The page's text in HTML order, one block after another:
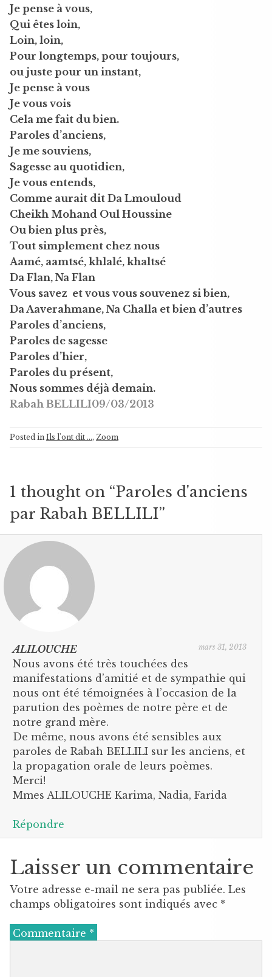
Je pense à vous,
Qui êtes loin,
Loin, loin,
Pour longtemps, pour toujours,
ou juste pour un instant,
Je pense à vous
Je vous vois
Cela me fait du bien.
Paroles d’anciens,
Je me souviens,
Sagesse au quotidien,
Je vous entends,
Comme aurait dit Da Lmouloud
Cheikh Mohand Oul Houssine
Ou bien plus près,
Tout simplement chez nous
Aamé, aamtsé, khlalé, khaltsé
Da Flan, Na Flan
Vous savez et vous vous souvenez si bien,
Da Aaverahmane, Na Challa et bien d’autres
Paroles d’anciens,
Paroles de sagesse
Paroles d’hier,
Paroles du présent,
Nous sommes déjà demain.
Rabah BELLILI09/03/2013
Posted in Ils l'ont dit ..., Zoom
1 thought on “Paroles d'anciens
par Rabah BELLILI”
ALILOUCHE mars 31, 2013
Nous avons été très touchées des
manifestations d’amitié et de sympathie qui
nous ont été témoignées à l’occasion de la
parution des poèmes de notre père et de
notre grand mère.
De même, nous avons été sensibles aux
paroles de Rabah BELLILI sur les anciens, et
la propagation orale de leurs poèmes.
Merci!
Mmes ALILOUCHE Karima, Nadia, Farida
Répondre
Laisser un commentaire
Votre adresse e-mail ne sera pas publiée. Les
champs obligatoires sont indiqués avec *
Commentaire *